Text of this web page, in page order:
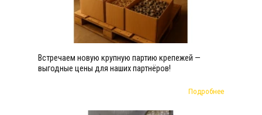
Встречаем новую крупную партию крепежей —
выгодные цены для наших партнёров!
Подробнее